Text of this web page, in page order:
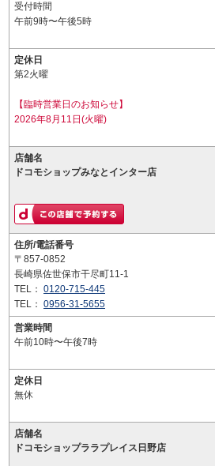
受付時間
午前9時〜午後5時
定休日
第2火曜
【臨時営業日のお知らせ】
2026年8月11日(火曜)
店舗名
ドコモショップみなとインター店
住所/電話番号
〒857-0852
長崎県佐世保市干尽町11-1
TEL： 0120-715-445
TEL： 0956-31-5655
営業時間
午前10時〜午後7時
定休日
無休
店舗名
ドコモショップララプレイス日野店